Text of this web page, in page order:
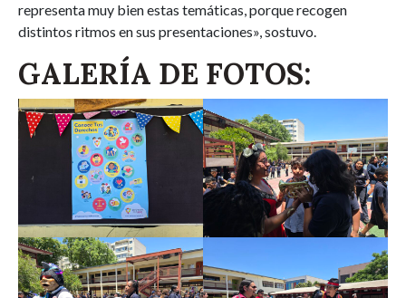
representa muy bien estas temáticas, porque recogen
distintos ritmos en sus presentaciones», sostuvo.
GALERÍA DE FOTOS: